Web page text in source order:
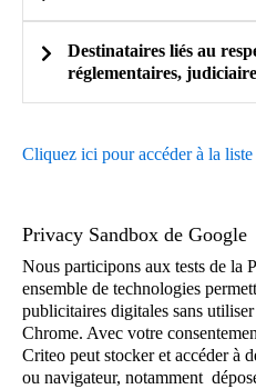
au serveur du site
communiquer des
d’appareil utilisé
le système
(version, langue,
au serveur du site
communiquer des
le système
Exemple : Mozilla/
x64) AppleWebKit/
Chrome/
Utilisation d’un
Données permettant de
Exemple :
Liste d’adresses IP
activités frauduleuses.
Destinataires liés au
réglementaires,
Cliquez ici pour accéder à la
Privacy Sandbox de Google
Nous participons aux tests de la
ensemble de technologies
publicitaires digitales sans
Chrome. Avec votre
Criteo peut stocker et accéder à
ou navigateur, notamment